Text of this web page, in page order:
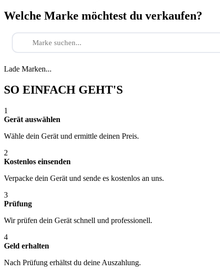
Welche Marke möchtest du verkaufen?
Lade Marken...
SO EINFACH GEHT'S
1
Gerät auswählen
Wähle dein Gerät und ermittle deinen Preis.
2
Kostenlos einsenden
Verpacke dein Gerät und sende es kostenlos an uns.
3
Prüfung
Wir prüfen dein Gerät schnell und professionell.
4
Geld erhalten
Nach Prüfung erhältst du deine Auszahlung.